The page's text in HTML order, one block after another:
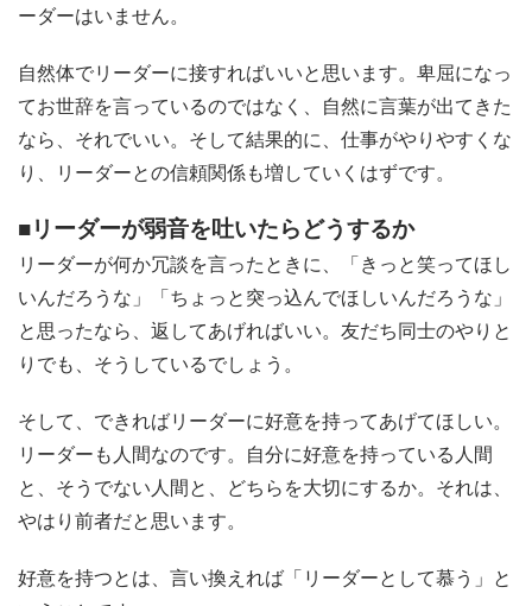
ーダーはいません。
自然体でリーダーに接すればいいと思います。卑屈になっ
てお世辞を言っているのではなく、自然に言葉が出てきた
なら、それでいい。そして結果的に、仕事がやりやすくな
り、リーダーとの信頼関係も増していくはずです。
■リーダーが弱音を吐いたらどうするか
リーダーが何か冗談を言ったときに、「きっと笑ってほし
いんだろうな」「ちょっと突っ込んでほしいんだろうな」
と思ったなら、返してあげればいい。友だち同士のやりと
りでも、そうしているでしょう。
そして、できればリーダーに好意を持ってあげてほしい。
リーダーも人間なのです。自分に好意を持っている人間
と、そうでない人間と、どちらを大切にするか。それは、
やはり前者だと思います。
好意を持つとは、言い換えれば「リーダーとして慕う」と